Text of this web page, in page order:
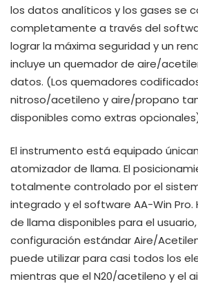
los datos analíticos y los gases se
completamente a través del
lograr la máxima seguridad y un
incluye un quemador de aire/
datos. (Los quemadores
nitroso/acetileno y aire/propano
disponibles como extras
El instrumento está equipado
atomizador de llama. El
totalmente controlado por el
integrado y el software AA-Win Pro.
de llama disponibles para el
configuración estándar Aire/
puede utilizar para casi todos los
mientras que el N20/acetileno y el